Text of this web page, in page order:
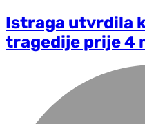
Istraga utvrdila
tragedije prije 4